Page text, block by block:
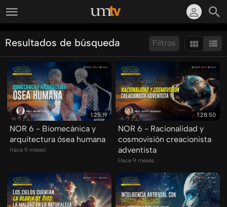
Filtros
Resultados de búsqueda
Ordenar por:
Resultados/Pág.:
1:25:19
NOR 6 - Biomecánica y
arquitectura ósea humana
Hace 9 meses
1:28:50
NOR 6 - Racionalidad y
cosmovisión creacionista
adventista
Hace 9 meses